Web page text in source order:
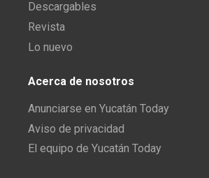
Descargables
Revista
Lo nuevo
Acerca de nosotros
Anunciarse en Yucatán Today
Aviso de privacidad
El equipo de Yucatán Today